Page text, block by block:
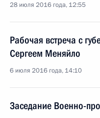
28 июля 2016 года, 12:55
Рабочая встреча с
Сергеем Меняйло
6 июля 2016 года, 14:10
Заседание Военно-